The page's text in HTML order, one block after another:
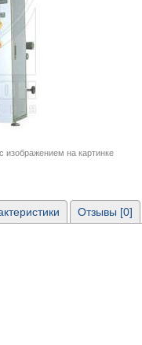
изображением на картинке
Отзывы [0]